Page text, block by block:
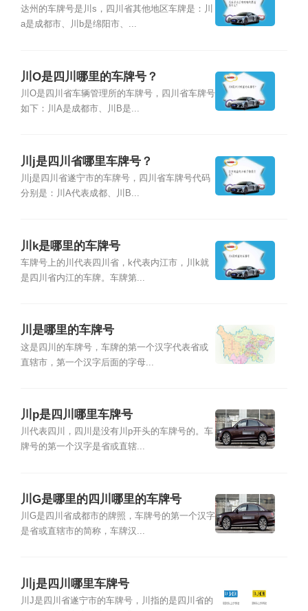
达州的车牌号是川s，四川省其他地区车牌是：川
a是成都市、川b是绵阳市、...
川O是四川哪里的车牌号？
川O是四川省车辆管理所的车牌号，四川省车牌号
如下：川A是成都市、川B是...
川j是四川省哪里车牌号？
川j是四川省遂宁市的车牌号，四川省车牌号代码
分别是：川A代表成都、川B...
川k是哪里的车牌号
车牌号上的川代表四川省，k代表内江市，川k就
是四川省内江的车牌。车牌第...
川是哪里的车牌号
这是四川的车牌号，车牌的第一个汉字代表省或
直辖市，第一个汉字后面的字母...
川p是四川哪里车牌号
川代表四川，四川是没有川p开头的车牌号的。车
牌号的第一个汉字是省或直辖...
川G是哪里的四川哪里的车牌号
川G是四川省成都市的牌照，车牌号的第一个汉字
是省或直辖市的简称，车牌汉...
川j是四川哪里车牌号
川J是四川省遂宁市的车牌号，川指的是四川省的